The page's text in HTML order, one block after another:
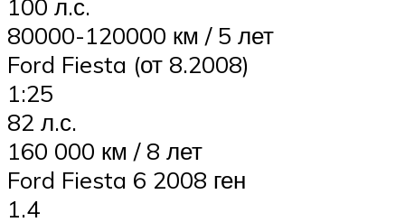
100 л.с.
80000-120000 км / 5 лет
Ford Fiesta (от 8.2008)
1:25
82 л.с.
160 000 км / 8 лет
Ford Fiesta 6 2008 ген
1.4